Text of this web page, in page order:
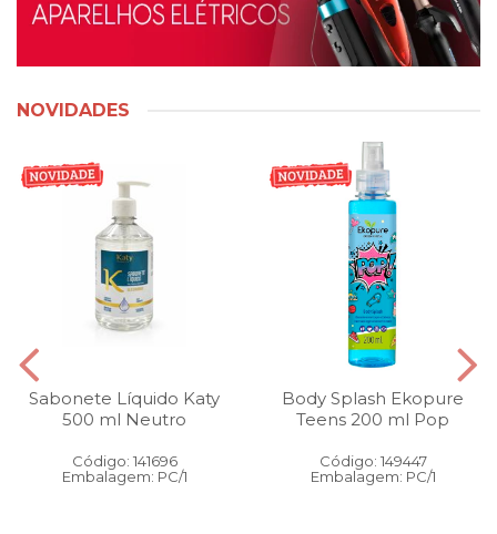
NOVIDADES
Sabonete Líquido Katy
500 ml Neutro
Código: 141696
Embalagem: PC/1
Body Splash Ekopure
Teens 200 ml Pop
Código: 149447
Embalagem: PC/1